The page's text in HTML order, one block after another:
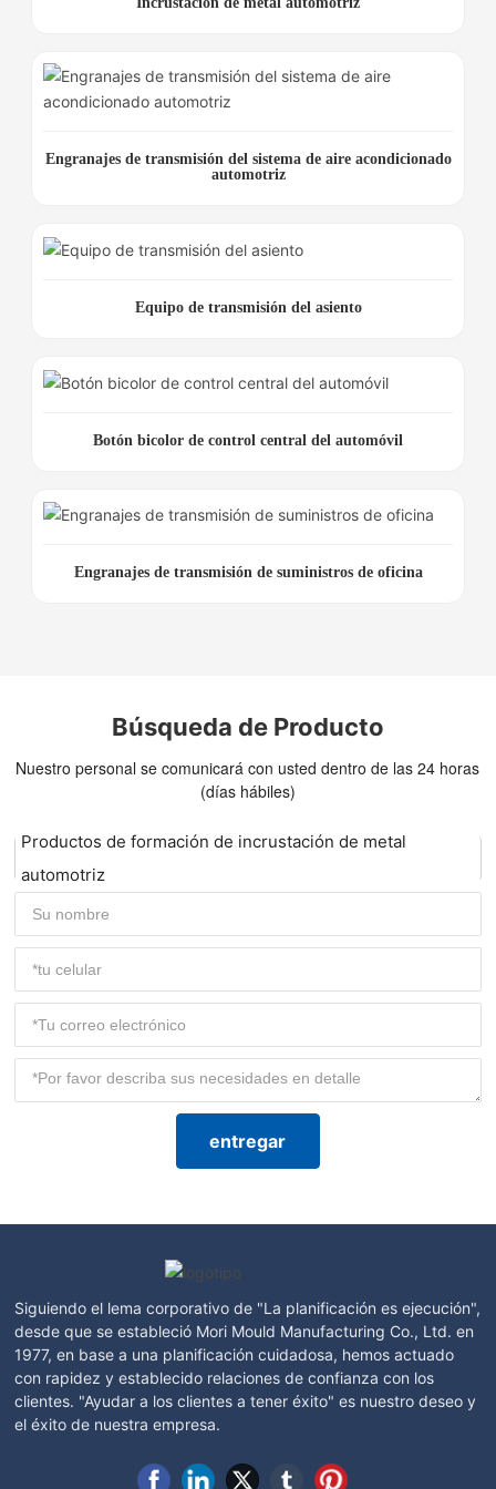
Engranajes de transmisión del sistema de aire acondicionado
automotriz
Equipo de transmisión del asiento
Botón bicolor de control central del automóvil
Engranajes de transmisión de suministros de oficina
Búsqueda de Producto
Nuestro personal se comunicará con usted dentro de las 24 horas
(días hábiles)
Productos de formación de incrustación de metal
automotriz
entregar
Siguiendo el lema corporativo de "La planificación es ejecución",
desde que se estableció Mori Mould Manufacturing Co., Ltd. en
1977, en base a una planificación cuidadosa, hemos actuado
con rapidez y establecido relaciones de confianza con los
clientes. "Ayudar a los clientes a tener éxito" es nuestro deseo y
el éxito de nuestra empresa.